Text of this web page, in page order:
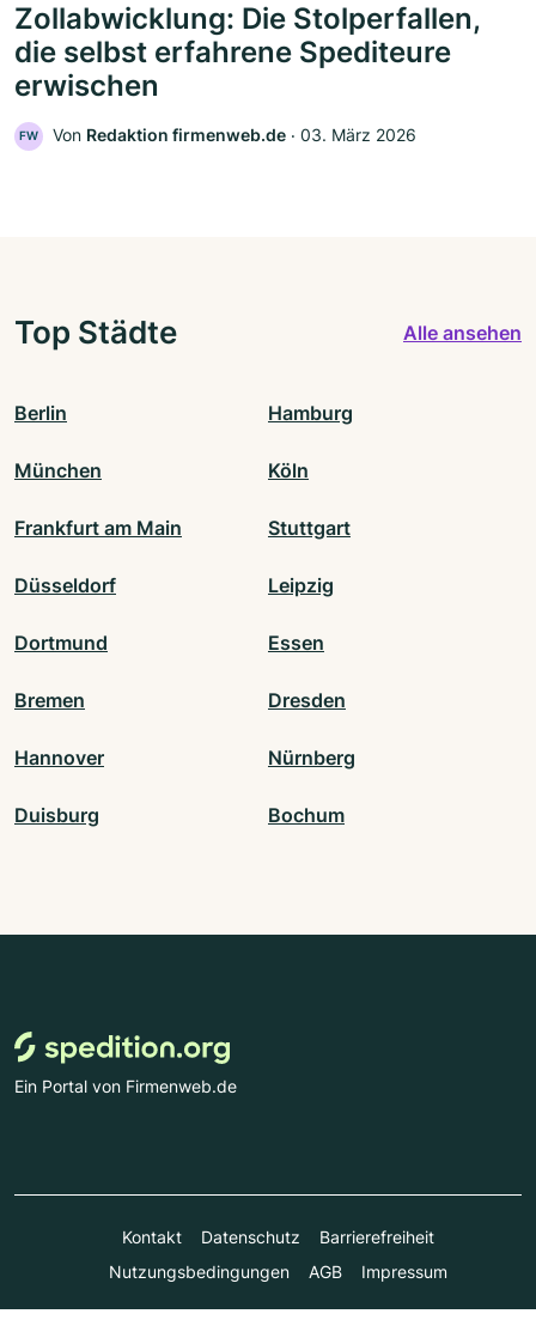
Zollabwicklung: Die Stolperfallen,
die selbst erfahrene Spediteure
erwischen
FW Von Redaktion firmenweb.de ‧ 03. März 2026
Top Städte Alle ansehen
Berlin Hamburg
München Köln
Frankfurt am Main Stuttgart
Düsseldorf Leipzig
Dortmund Essen
Bremen Dresden
Hannover Nürnberg
Duisburg Bochum
Ein Portal von Firmenweb.de
Kontakt Datenschutz
Barrierefreiheit
Nutzungsbedingungen
AGB Impressum